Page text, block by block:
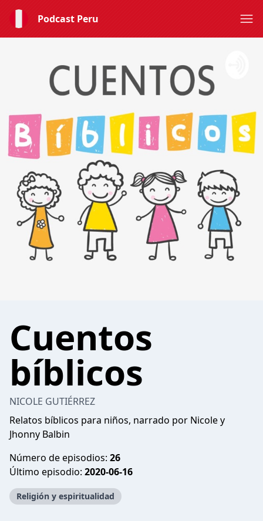
Podcast Peru
Cuentos
bíblicos
NICOLE GUTIÉRREZ
Relatos bíblicos para niños, narrado por Nicole y
Jhonny Balbin
Número de episodios: 26
Último episodio: 2020-06-16
Religión y espiritualidad